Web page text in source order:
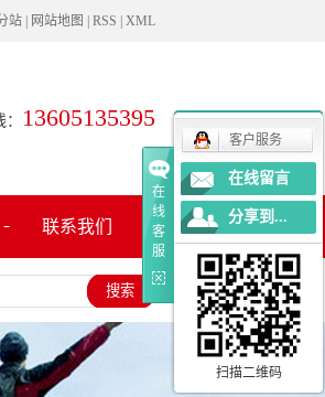
站| 网站地图 RSS XML
13605135395
联系我们
在
线
客
服
客户服务
在线留言
分享到...
扫描二维码